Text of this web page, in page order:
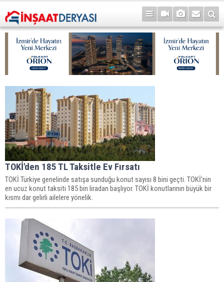
TOKİ'den 185 TL Taksitle Ev Fırsatı
TOKİ Türkiye genelinde satışa sunduğu konut sayısı 8 bini geçti. TOKİ'nin
en ucuz konut taksiti 185 bin liradan başlıyor. TOKİ konutlarının büyük bir
kısmı dar gelirli ailelere yönelik.